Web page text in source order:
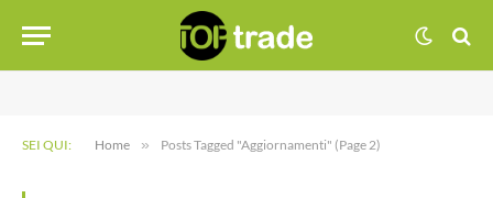
SEI QUI: Home » Posts Tagged "Aggiornamenti" (Page 2)